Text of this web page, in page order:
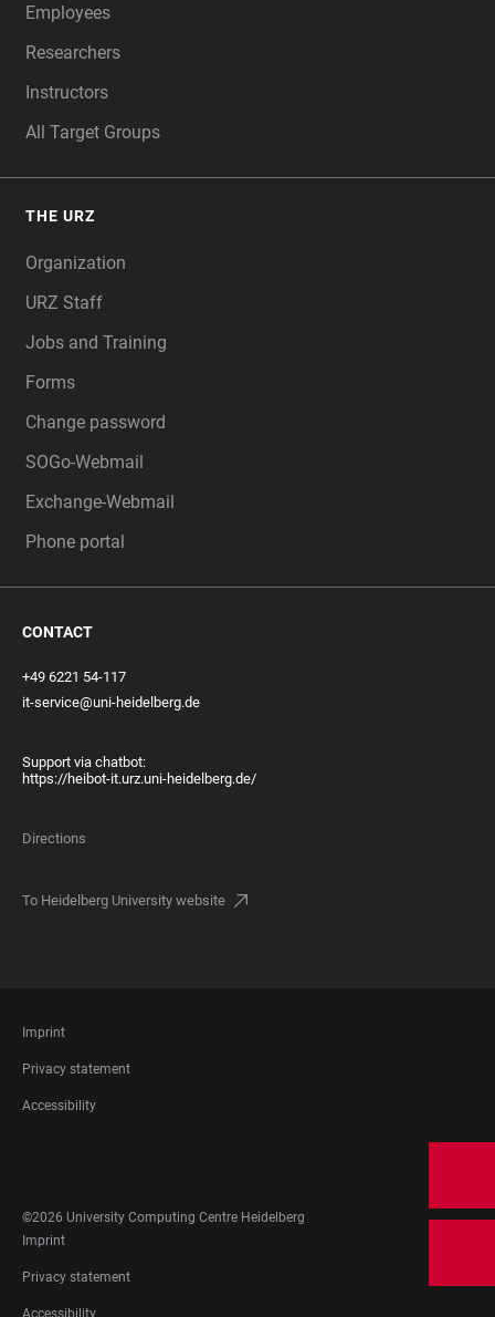
Employees
Researchers
Instructors
All Target Groups
THE URZ
Organization
URZ Staff
Jobs and Training
Forms
Change password
SOGo-Webmail
Exchange-Webmail
Phone portal
CONTACT
+49 6221 54-117
it-service@uni-heidelberg.de
Support via chatbot:
https://heibot-it.urz.uni-heidelberg.de/
Directions
To Heidelberg University website
FOOTER
LEGAL
Imprint
Privacy statement
Accessibility
MEDIA
©2026 University Computing Centre Heidelberg
FOOTER
LEGAL
Imprint
Privacy statement
Accessibility